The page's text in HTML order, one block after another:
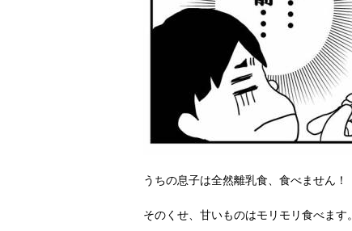
うちの息子は全然離乳食、食べません！
そのくせ、甘いものはモリモリ食べます。